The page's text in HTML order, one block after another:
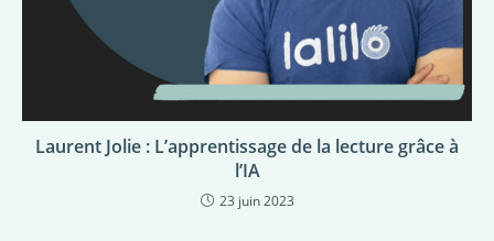
Laurent Jolie : L’apprentissage de la lecture grâce à
l’IA
23 juin 2023